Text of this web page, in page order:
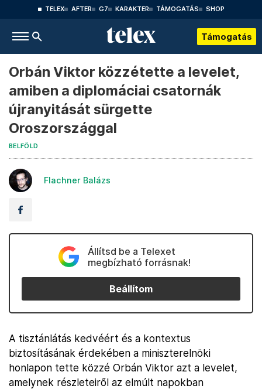
TELEX AFTER G7 KARAKTER TÁMOGATÁS SHOP
Támogatás
Orbán Viktor közzétette a levelet,
amiben a diplomáciai csatornák
újranyitását sürgette
Oroszországgal
BELFÖLD
Flachner Balázs
Állítsd be a Telexet
megbízható forrásnak!
Beállítom
A tisztánlátás kedvéért és a kontextus
biztosításának érdekében a miniszterelnöki
honlapon tette közzé Orbán Viktor azt a levelet,
amelynek részleteiről az elmúlt napokban